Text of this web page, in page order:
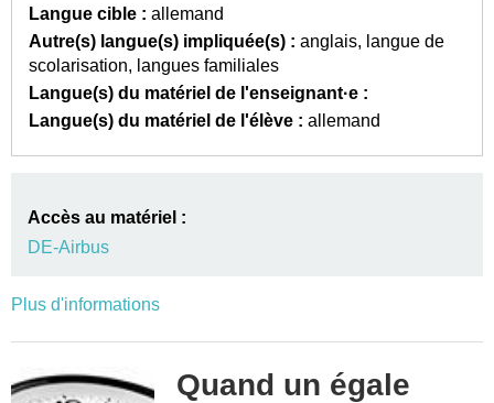
Langue cible : allemand
Autre(s) langue(s) impliquée(s) : anglais
langue de
scolarisation
langues familiales
Langue(s) du matériel de l'enseignant·e :
Langue(s) du matériel de l'élève : allemand
Accès au matériel :
DE-Airbus
Plus d'informations
Quand un égale